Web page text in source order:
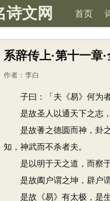
诗文网 首页
系辞传上·第十一章
作者： 李白
子曰：「夫《易》何为者
是故圣人以通天下之志，
是故蓍之德圆而神，卦之
知，神武而不杀者夫。
是以明于天之道，而察于
是故阖户谓之坤，辟户谓
是故《易》有太极，是生